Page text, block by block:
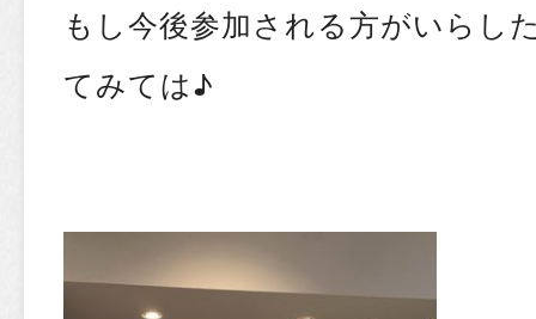
もし今後参加される方がいらし
てみては♪